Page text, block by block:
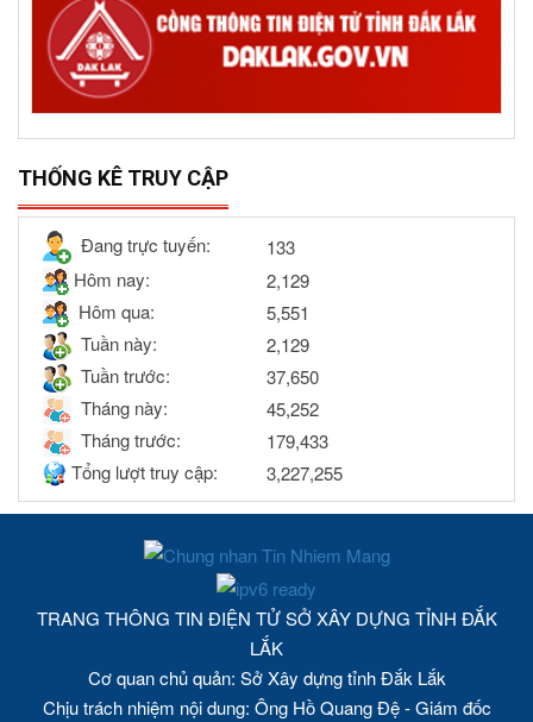
THỐNG KÊ TRUY CẬP
Đang trực tuyến:
133
Hôm nay:
2,129
Hôm qua:
5,551
Tuần này:
2,129
Tuần trước:
37,650
Tháng này:
45,252
Tháng trước:
179,433
Tổng lượt truy cập:
3,227,255
TRANG THÔNG TIN ĐIỆN TỬ SỞ XÂY DỰNG TỈNH ĐẮK
LẮK
Cơ quan chủ quản: Sở Xây dựng tỉnh Đắk Lắk
Chịu trách nhiệm nội dung: Ông Hồ Quang Đệ - Giám đốc